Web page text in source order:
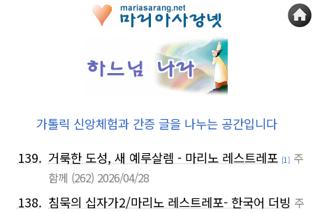
가톨릭 신앙체험과 간증 글을 나누는 공간입니다
139. 거룩한 도성, 새 예루살렘 - 마리노 레스트레포 [1] 주
함께 (262) 2026/04/28
138. 침묵의 십자가2/마리노 레스트레포- 한국어 더빙 주